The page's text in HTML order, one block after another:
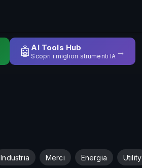
🤖AI Tools Hub
Scopri i migliori strumenti IA →
Industria Merci Energia Utility